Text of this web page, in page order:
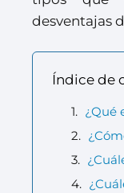
desventajas
Índice de
¿Qué